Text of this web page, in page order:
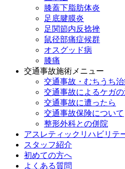
膝蓋下脂肪体炎
足底腱膜炎
足関節内反捻挫
鼠径部痛症候群
オスグッド病
膝痛
交通事故施術メニュー
交通事故・むちうち治
交通事故によるケガ
交通事故に遭ったら
交通事故保険について
整形外科との併院
アスレティックリハビリテ
スタッフ紹介
初めての方へ
よくある質問